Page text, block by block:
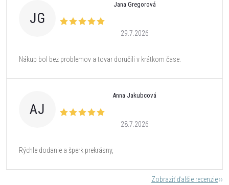
JG
Jana Gregorová
29.7.2026
Nákup bol bez problemov a tovar doručili v krátkom čase.
AJ
Anna Jakubcová
28.7.2026
Rýchle dodanie a šperk prekrásny,
Zobraziť ďalšie recenzie